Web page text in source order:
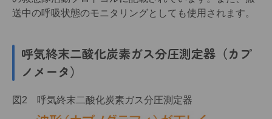
送中の呼吸状態のモニタリングとしても使用されます。
呼気終末二酸化炭素ガス分圧測定器（カプ
ノメータ）
図2 呼気終末二酸化炭素ガス分圧測定器